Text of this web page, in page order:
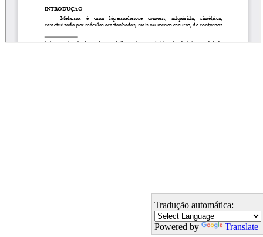
Tradução automática:
Powered by Translate